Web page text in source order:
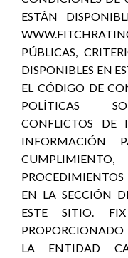
ESTÁN
PÚBLICAS,
DISPONIBLES EN
EL CÓDIGO DE
POLÍTICAS
CONFLICTOS DE
INFORMACIÓN
EN LA SECCIÓN
ESTE SITIO.
LA ENTIDAD